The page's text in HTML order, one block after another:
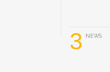
3 NEWS